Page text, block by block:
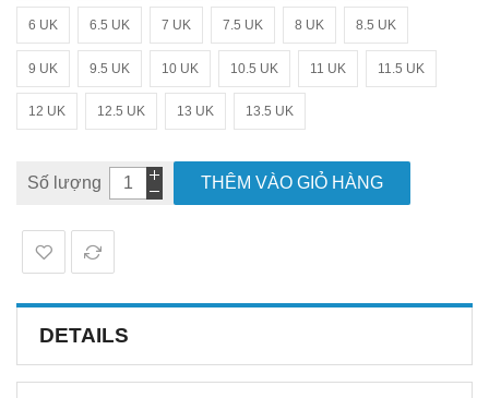
6 UK 6.5 UK 7 UK 7.5 UK 8 UK 8.5 UK
9 UK 9.5 UK 10 UK 10.5 UK 11 UK 11.5 UK
12 UK 12.5 UK 13 UK 13.5 UK
Số lượng THÊM VÀO GIỎ HÀNG
DETAILS